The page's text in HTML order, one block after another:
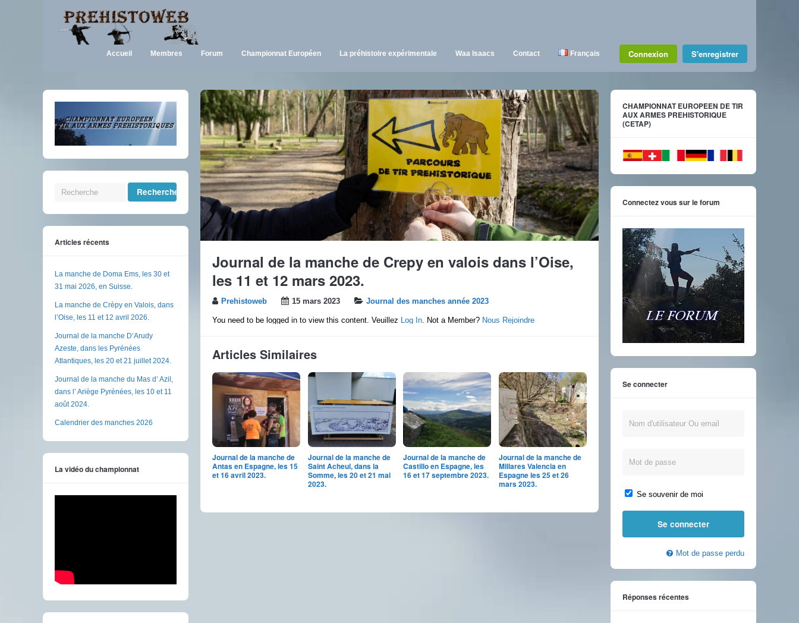
Accueil Membres Forum Championnat Européen La préhistoire expérimentale Waa Isaacs Contact Français Connexion S'enregistrer
Journal de la manche de Crepy en valois dans l’Oise,
les 11 et 12 mars 2023.
Prehistoweb 15 mars 2023 Journal des manches année 2023
You need to be logged in to view this content. Veuillez Log In. Not a Member? Nous Rejoindre
Articles Similaires
Journal de la manche de
Antas en Espagne, les 15
et 16 avril 2023.
Journal de la manche de
Saint Acheul, dans la
Somme, les 20 et 21 mai
2023.
Journal de la manche de
Castillo en Espagne, les
16 et 17 septembre 2023.
Journal de la manche de
Millares Valencia en
Espagne les 25 et 26
mars 2023.
Articles récents
La manche de Doma Ems, les 30 et
31 mai 2026, en Suisse.
La manche de Crèpy en Valois, dans
l’Oise, les 11 et 12 avril 2026.
Journal de la manche D’Arudy
Azeste, dans les Pyrénées
Atlantiques, les 20 et 21 juillet 2024.
Journal de la manche du Mas d’ Azil,
dans l’ Ariège Pyrénées, les 10 et 11
août 2024.
Calendrier des manches 2026
La vidéo du championnat
CHAMPIONNAT EUROPEEN DE TIR
AUX ARMES PREHISTORIQUE
(CETAP)
Connectez vous sur le forum
Se connecter
Se souvenir de moi
Mot de passe perdu
Réponses récentes